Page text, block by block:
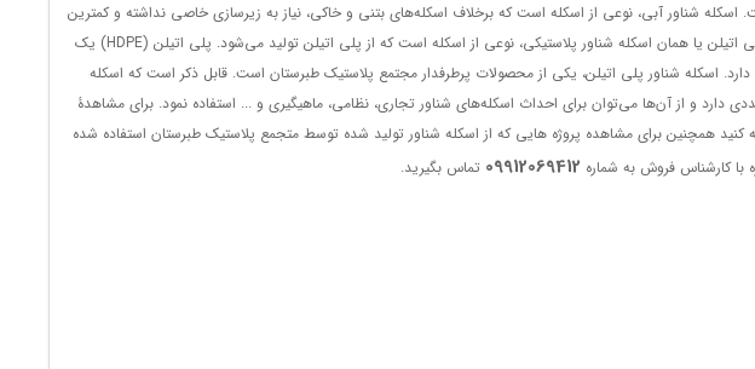
اسکله شناور آبی، نوعی از اسکله‌ است که برخلاف اسکله‌های بتنی و خاکی، نیاز به زیرسازی خاصی نداشته و کمترین
آسیب را به محیط زیست می‌رساند. اسکله شناور پلی اتیلن یا همان اسکله شناور پلاستیکی، نوعی از اسکله است که از پلی اتیلن تولید می‌شود. پلی اتیلن (HDPE) یک
دارد. اسکله شناور پلی اتیلن، یکی از محصولات پرطرفدار مجتمع پلاستیک طبرستان است. قابل ذکر است که اسکله
دارد و از آن‌ها می‌توان برای احداث اسکله‌های شناور تجاری، نظامی، ماهیگیری و ... استفاده نمود. برای مشاهدۀ
همچنین برای مشاهده پروژه هایی که از اسکله شناور تولید شده توسط متجمع پلاستیک طبرستان استفاده شده
با کارشناس فروش به شماره 09912069412 تماس بگیرید.